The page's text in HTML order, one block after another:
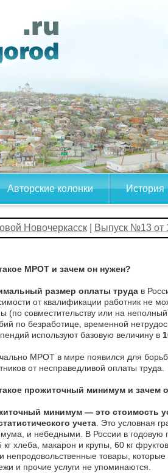
Авторские колонки История
Новочеркасск| Выпуск №13 от
МРОТ и зачем он нужен?
размер оплаты трудав
от квалификации работник не
(по совместительству или на
по безработице, временной
используют базовую величину в
МРОТ в мире появился для
от несправедливой оплаты труда.
прожиточный минимум и зачем
минимум — это стоимость
учета. Это условная
и небедными. В России в годовую
кг хлеба, макарон и крупы, 60 кг
непродовольственные товары,
и прочие услуги не упоминаются.